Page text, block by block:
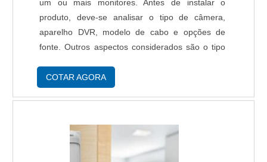
um ou mais monitores. Antes de instalar o
produto, deve-se analisar o tipo de câmera,
aparelho DVR, modelo de cabo e opções de
fonte. Outros aspectos considerados são o tipo
interno ou externo. Existem modelos de câmeras
COTAR AGORA